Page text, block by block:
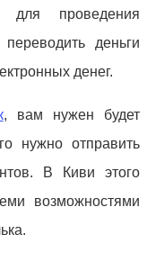
для проведения
деньги
денег.
, вам нужен будет
нужно отправить
В Киви этого
возможностями